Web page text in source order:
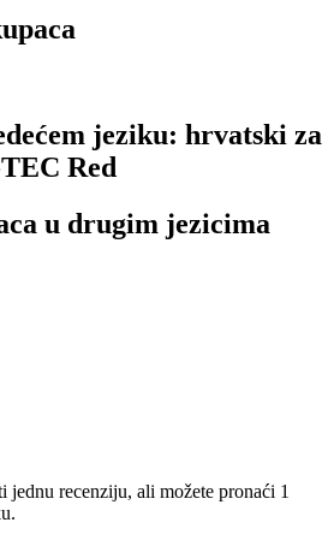
jeziku: hrvatski za
Red
u drugim jezicima
jednu recenziju, ali možete pronaći 1